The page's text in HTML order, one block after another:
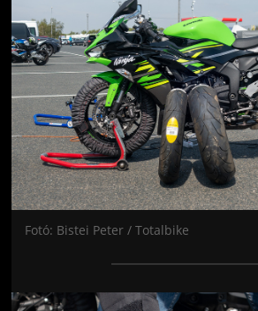
Fotó: Bistei Peter / Totalbike